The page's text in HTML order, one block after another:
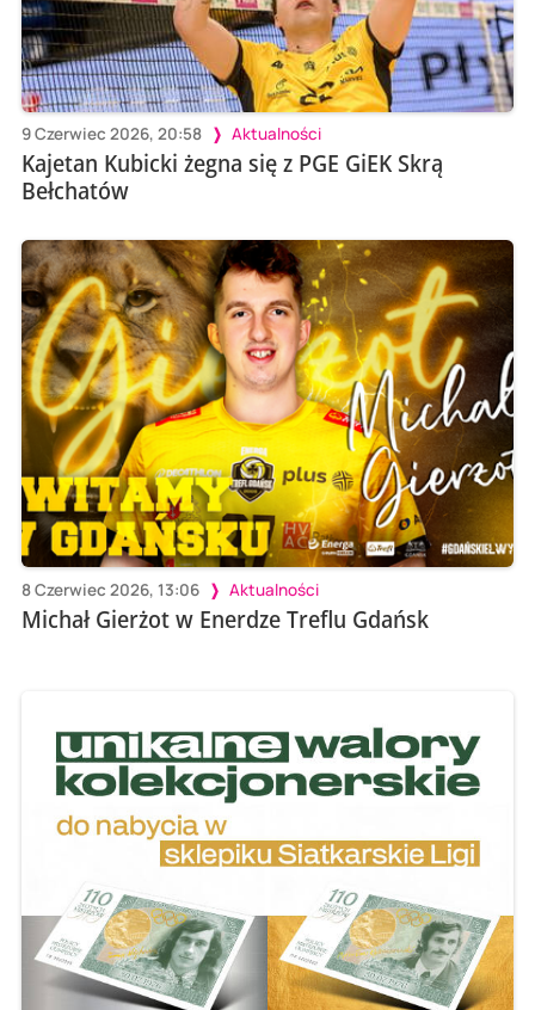
9 Czerwiec 2026, 20:58 Aktualności
Kajetan Kubicki żegna się z PGE GiEK Skrą
Bełchatów
8 Czerwiec 2026, 13:06 Aktualności
Michał Gierżot w Enerdze Treflu Gdańsk